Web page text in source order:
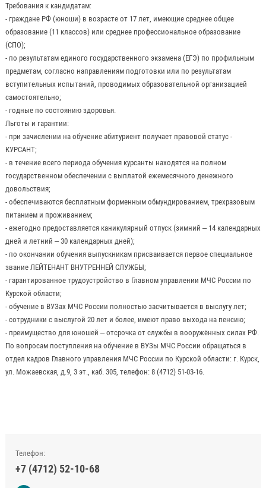
Требования к кандидатам:
- граждане РФ (юноши) в возрасте от 17 лет, имеющие среднее общее
образование (11 классов) или среднее профессиональное образование
(СПО);
- по результатам единого государственного экзамена (ЕГЭ) по профильным
предметам, согласно направлениям подготовки или по результатам
вступительных испытаний, проводимых образовательной организацией
самостоятельно;
- годные по состоянию здоровья.
Льготы и гарантии:
- при зачислении на обучение абитуриент получает правовой статус -
КУРСАНТ;
- в течение всего периода обучения курсанты находятся на полном
государственном обеспечении с выплатой ежемесячного денежного
довольствия;
- обеспечиваются бесплатным форменным обмундированием, трехразовым
питанием и проживанием;
- ежегодно предоставляется каникулярный отпуск (зимний – 14 календарных
дней и летний – 30 календарных дней);
- по окончании обучения выпускникам присваивается первое специальное
звание ЛЕЙТЕНАНТ ВНУТРЕННЕЙ СЛУЖБЫ;
- гарантированное трудоустройство в Главном управлении МЧС России по
Курской области;
- обучение в ВУЗах МЧС России полностью засчитывается в выслугу лет;
- сотрудники с выслугой 20 лет и более, имеют право выхода на пенсию;
- преимущество для юношей – отсрочка от службы в вооружённых силах РФ.
По вопросам поступления на обучение в ВУЗы МЧС России обращаться в
отдел кадров Главного управления МЧС России по Курской области: г. Курск,
ул. Можаевская, д.9, 3 эт., каб. 305, телефон: 8 (4712) 51-03-16.
Телефон:
+7 (4712) 52-10-68